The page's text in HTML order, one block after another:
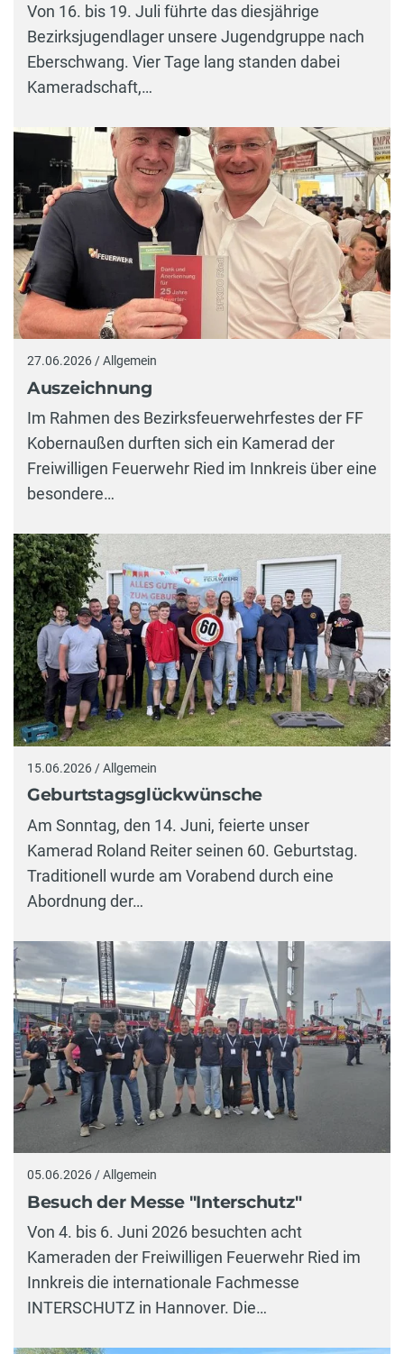
Von 16. bis 19. Juli führte das diesjährige
Bezirksjugendlager unsere Jugendgruppe nach
Eberschwang. Vier Tage lang standen dabei
Kameradschaft,…
27.06.2026 / Allgemein
Auszeichnung
Im Rahmen des Bezirksfeuerwehrfestes der FF
Kobernaußen durften sich ein Kamerad der
Freiwilligen Feuerwehr Ried im Innkreis über eine
besondere…
15.06.2026 / Allgemein
Geburtstagsglückwünsche
Am Sonntag, den 14. Juni, feierte unser
Kamerad Roland Reiter seinen 60. Geburtstag.
Traditionell wurde am Vorabend durch eine
Abordnung der…
05.06.2026 / Allgemein
Besuch der Messe "Interschutz"
Von 4. bis 6. Juni 2026 besuchten acht
Kameraden der Freiwilligen Feuerwehr Ried im
Innkreis die internationale Fachmesse
INTERSCHUTZ in Hannover. Die…